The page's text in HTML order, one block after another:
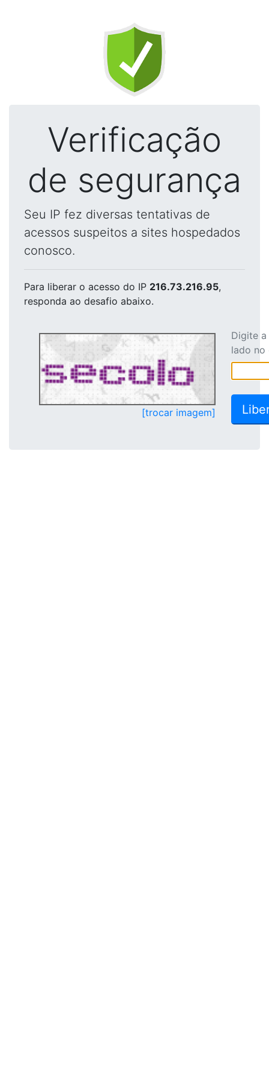
Verificação
de segurança
Seu IP fez diversas tentativas de
acessos suspeitos a sites hospedados
conosco.
Para liberar o acesso do IP 216.73.216.95,
responda ao desafio abaixo.
[trocar imagem]
Digite
lado no